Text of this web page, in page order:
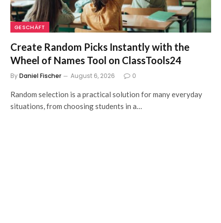
GESCHÄFT
Create Random Picks Instantly with the
Wheel of Names Tool on ClassTools24
ByDaniel Fischer August 6, 2026 0
Random selection is a practical solution for many everyday
situations, from choosing students in a…